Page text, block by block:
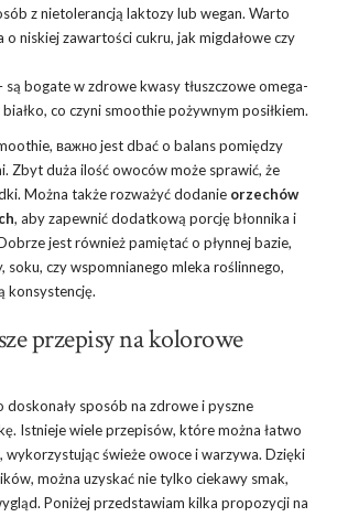
z nietolerancją laktozy lub wegan. Warto
o niskiej zawartości cukru, jak migdałowe czy
są bogate w zdrowe kwasy tłuszczowe omega-
co czyni smoothie pożywnym posiłkiem.
важно jest dbać o balans pomiędzy
Zbyt duża ilość owoców może sprawić, że
Można także rozważyć dodanie orzechów
, aby zapewnić dodatkową porcję błonnika i
jest również pamiętać o płynnej bazie,
soku, czy wspomnianego mleka roślinnego,
konsystencję.
przepisy na kolorowe
sposób na zdrowe i pyszne
Istnieje wiele przepisów, które można łatwo
świeże owoce i warzywa. Dzięki
można uzyskać nie tylko ciekawy smak,
Poniżej przedstawiam kilka propozycji na